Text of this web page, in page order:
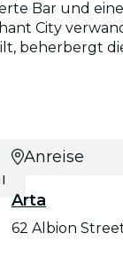
Bar und
City
beherbergt
Anreise
Arta
62 Albion